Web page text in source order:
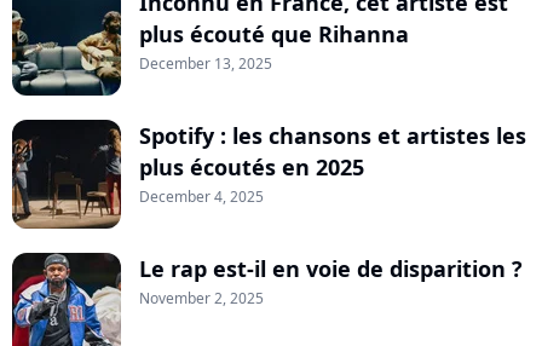
plus écouté que Rihanna
December 13, 2025
Spotify : les chansons et artistes les
plus écoutés en 2025
December 4, 2025
Le rap est-il en voie de disparition ?
November 2, 2025